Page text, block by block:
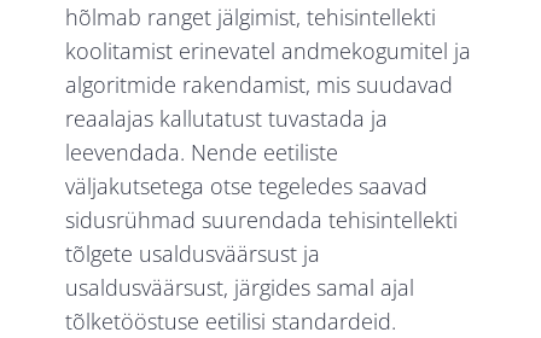
hõlmab ranget jälgimist, tehisintellekti
koolitamist erinevatel andmekogumitel ja
algoritmide rakendamist, mis suudavad
reaalajas kallutatust tuvastada ja
leevendada. Nende eetiliste
väljakutsetega otse tegeledes saavad
sidusrühmad suurendada tehisintellekti
tõlgete usaldusväärsust ja
usaldusväärsust, järgides samal ajal
tõlketööstuse eetilisi standardeid.